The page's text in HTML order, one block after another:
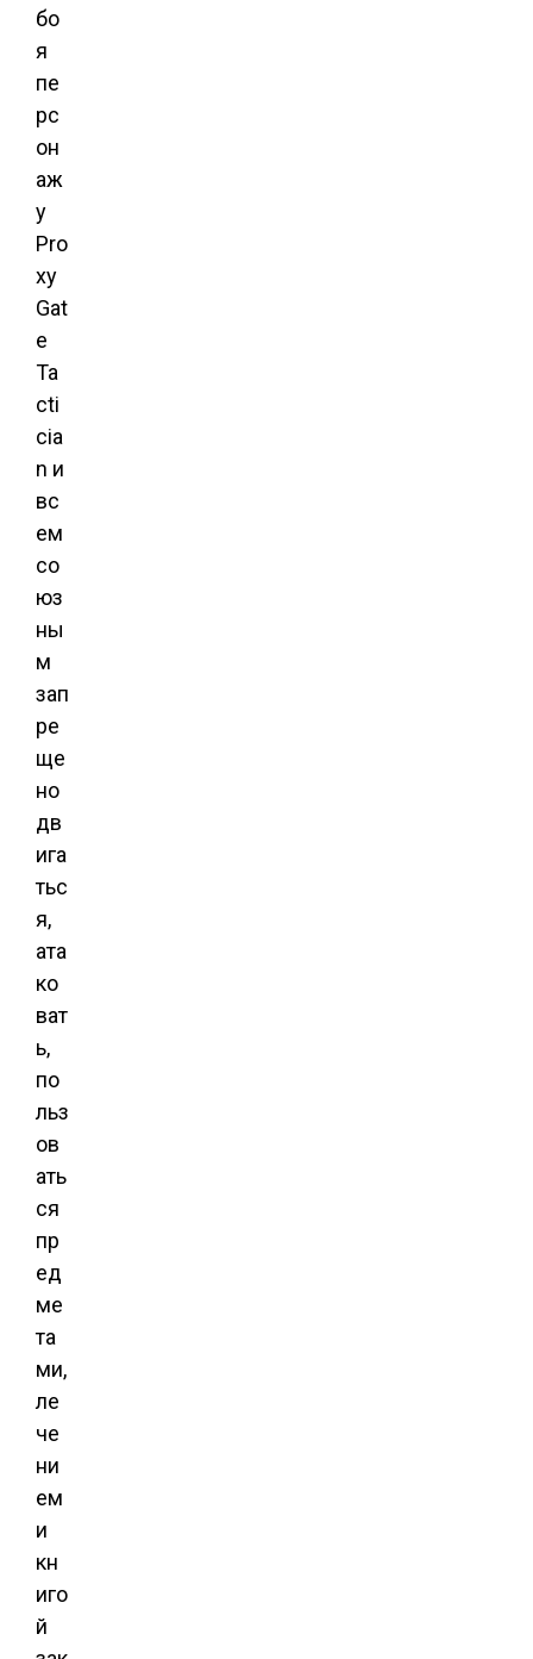
бо
я
пе
рс
он
аж
у
Pro
xy
Gat
e
Ta
cti
cia
n и
вс
ем
со
юз
ны
м
зап
ре
ще
но
дв
ига
тьс
я,
ата
ко
ват
ь,
по
льз
ов
ать
ся
пр
ед
ме
та
ми,
ле
че
ни
ем
и
кн
иго
й